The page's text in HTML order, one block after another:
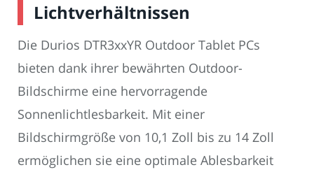
Lichtverhältnissen
Die Durios DTR3xxYR Outdoor Tablet PCs
bieten dank ihrer bewährten Outdoor-
Bildschirme eine hervorragende
Sonnenlichtlesbarkeit. Mit einer
Bildschirmgröße von 10,1 Zoll bis zu 14 Zoll
ermöglichen sie eine optimale Ablesbarkeit